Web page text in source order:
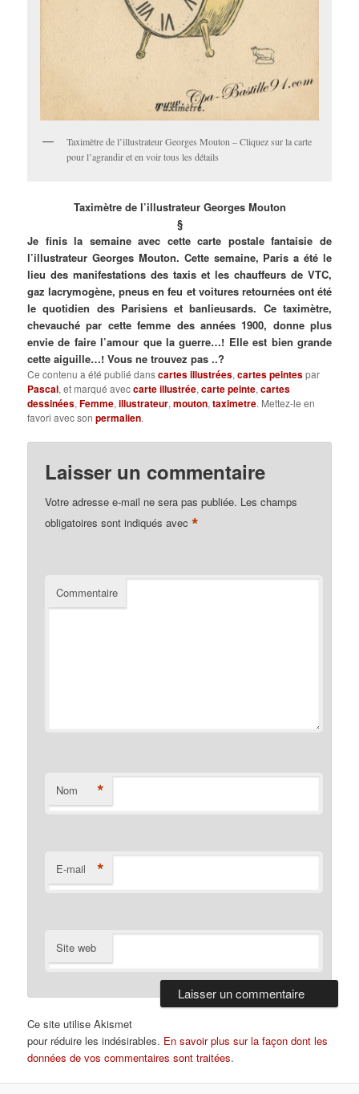
Taximètre de l’illustrateur Georges Mouton – Cliquez sur la carte
pour l’agrandir et en voir tous les détails
Taximètre de l’illustrateur Georges Mouton
§
Je finis la semaine avec cette carte postale fantaisie de
l’illustrateur Georges Mouton. Cette semaine, Paris a été le
lieu des manifestations des taxis et les chauffeurs de VTC,
gaz lacrymogène, pneus en feu et voitures retournées ont été
le quotidien des Parisiens et banlieusards. Ce taximètre,
chevauché par cette femme des années 1900, donne plus
envie de faire l’amour que la guerre…! Elle est bien grande
cette aiguille…! Vous ne trouvez pas ..?
Ce contenu a été publié danscartes illustrées,cartes peintespar
Pascal, et marqué aveccarte illustrée,carte peinte,cartes
dessinées,Femme,illustrateur,mouton,taximetre. Mettez-le en
favori avec sonpermalien.
Laisser un commentaire
Votre adresse e-mail ne sera pas publiée. Les champs
obligatoires sont indiqués avec*
Commentaire
Nom *
E-mail *
Site web
Ce site utilise Akismet
pour réduire les indésirables. En savoir plus sur la façon dont les
données de vos commentaires sont traitées.